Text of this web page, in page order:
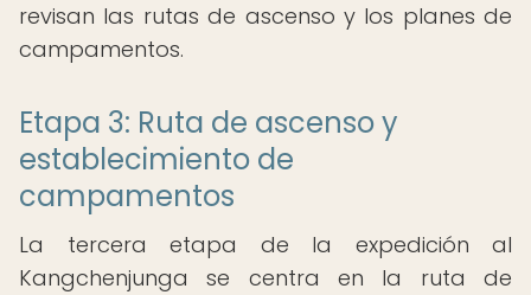
revisan las rutas de ascenso y los planes de
campamentos.
Etapa 3: Ruta de ascenso y
establecimiento de
campamentos
La tercera etapa de la expedición al
Kangchenjunga se centra en la ruta de